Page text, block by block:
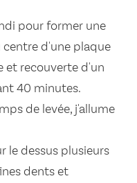
pour former une
centre d'une plaque
et recouverte d'un
40 minutes.
de levée, j'allume
le dessus plusieurs
dents et